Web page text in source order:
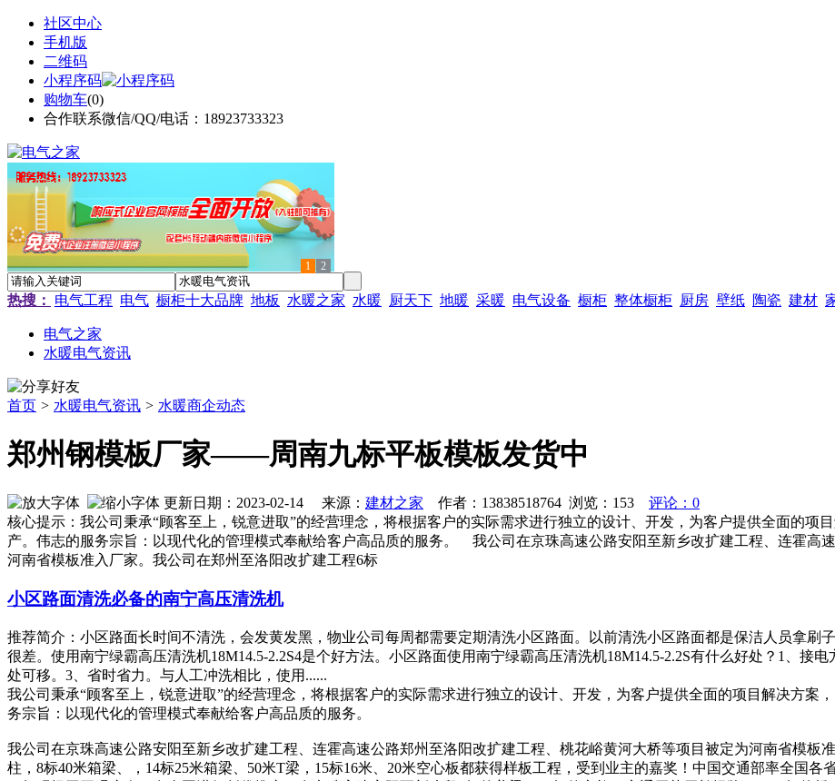
社区中心
手机版
二维码
小程序码
购物车(0)
合作联系微信/QQ/电话：18923733323
1 2
热搜： 电气工程 电气 橱柜十大品牌 地板 水暖之家 水暖 厨天下 地暖 采暖 电气设备 橱柜 整体橱柜 厨房 壁纸 陶瓷 建材
电气之家
水暖电气资讯
首页 > 水暖电气资讯 > 水暖商企动态
郑州钢模板厂家——周南九标平板模板发货中
更新日期：2023-02-14 来源： 建材之家 作者：13838518764 浏览： 153
评论：0
核心提示：我公司秉承“顾客至上，锐意进取”的经营理念，将根据客户的实际需求进行独立的设计、开发，为客户提供全面的项
产。伟志的服务宗旨：以现代化的管理模式奉献给客户高品质的服务。 我公司在京珠高速公路安阳至新乡改扩建工程、连霍高
河南省模板准入厂家。我公司在郑州至洛阳改扩建工程6标
小区路面清洗必备的南宁高压清洗机
推荐简介：小区路面长时间不清洗，会发黄发黑，物业公司每周都需要定期清洗小区路面。以前清洗小区路面都是保洁人员拿刷
很差。使用南宁绿霸高压清洗机18M14.5-2.2S4是个好方法。小区路面使用南宁绿霸高压清洗机18M14.5-2.2S有什么好处？1、接
处可移。3、省时省力。与人工冲洗相比，使用......
我公司秉承“顾客至上，锐意进取”的经营理念，将根据客户的实际需求进行独立的设计、开发，为客户提供全面的项目解决方案
务宗旨：以现代化的管理模式奉献给客户高品质的服务。
我公司在京珠高速公路安阳至新乡改扩建工程、连霍高速公路郑州至洛阳改扩建工程、桃花峪黄河大桥等项目被定为河南省模板
柱，8标40米箱梁、，14标25米箱梁、50米T梁，15标16米、20米空心板都获得样板工程，受到业主的嘉奖！中国交通部率全国各